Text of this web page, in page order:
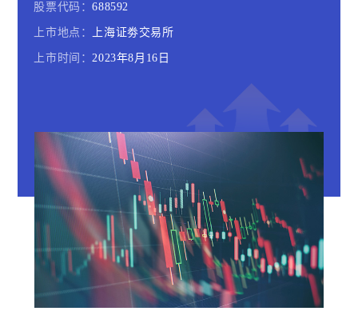
股票代码：688592
上市地点： 上海证劵交易所
上市时间：2023年8月16日